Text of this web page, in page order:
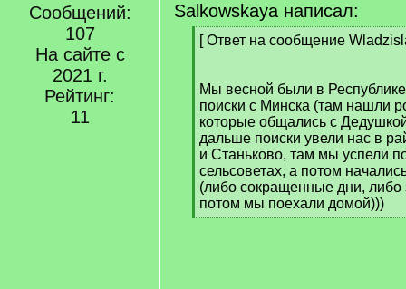
Сообщений:
107
На сайте с
2021 г.
Рейтинг:
11
Salkowskaya написал:
[[ Ответ на сообщение
Мы весной были в
поиски с Минска (там нашли
которые общались с
дальше поиски увели нас в
и Станьково, там мы успели
сельсоветах, а потом
(либо сокращенные дни,
потом мы поехали домой)))
[